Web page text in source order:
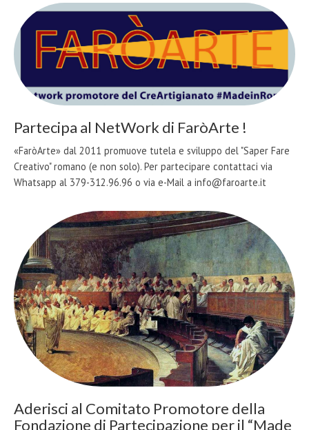
Partecipa al NetWork di FaròArte !
«FaròArte» dal 2011 promuove tutela e sviluppo del "Saper Fare
Creativo" romano (e non solo). Per partecipare contattaci via
Whatsapp al 379-312.96.96 o via e-Mail a info@faroarte.it
Aderisci al Comitato Promotore della
Fondazione di Partecipazione per il “Made